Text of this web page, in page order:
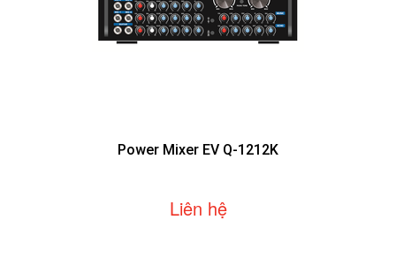
Power Mixer EV Q-1212K
Liên hệ